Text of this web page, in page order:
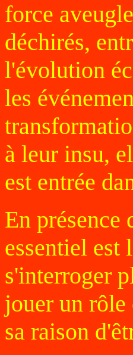
force
déchirés,
l'évolution
les
à leur insu,
est entrée
En
essentiel est
s'interroger
jouer un rôle
sa raison